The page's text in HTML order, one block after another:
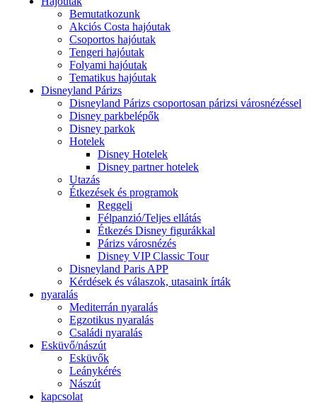
Bemutatkozunk
Akciós Costa hajóutak
Csoportos hajóutak
Tengeri hajóutak
Folyami hajóutak
Tematikus hajóutak
Disneyland Párizs
Disneyland Párizs csoportosan párizsi városnézéssel
Disney parkbelépők
Disney parkok
Hotelek
Disney Hotelek
Disney partner hotelek
Utazás
Étkezések és programok
Reggeli
Félpanzió/Teljes ellátás
Étkezés Disney figurákkal
Párizs városnézés
Disney VIP Classic Tour
Disneyland Paris APP
Kérdések és válaszok, utasaink írták
nyaralás
Mediterrán nyaralás
Egzotikus nyaralás
Családi nyaralás
Esküvő/nászút
Esküvők
Leánykérés
Nászút
kapcsolat